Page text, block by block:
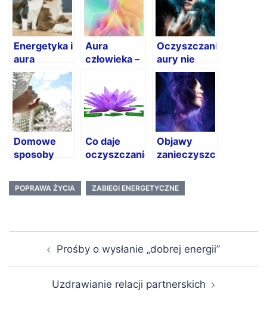
Energetyka i
aura
zwierząt
Aura
człowieka –
pole naszej
Duszy
Oczyszczanie
aury nie
wystarcza?
Sprawdź
dlaczego i
co zrobić
Domowe
sposoby
energetycznego
Co daje
oczyszczanie
Objawy
zanieczyszczonej
czym to
poznać i
POPRAWA ŻYCIA ZABIEGI ENERGETYCZNE
wpisu
Prośby o wysłanie „dobrej energii”
Uzdrawianie relacji partnerskich